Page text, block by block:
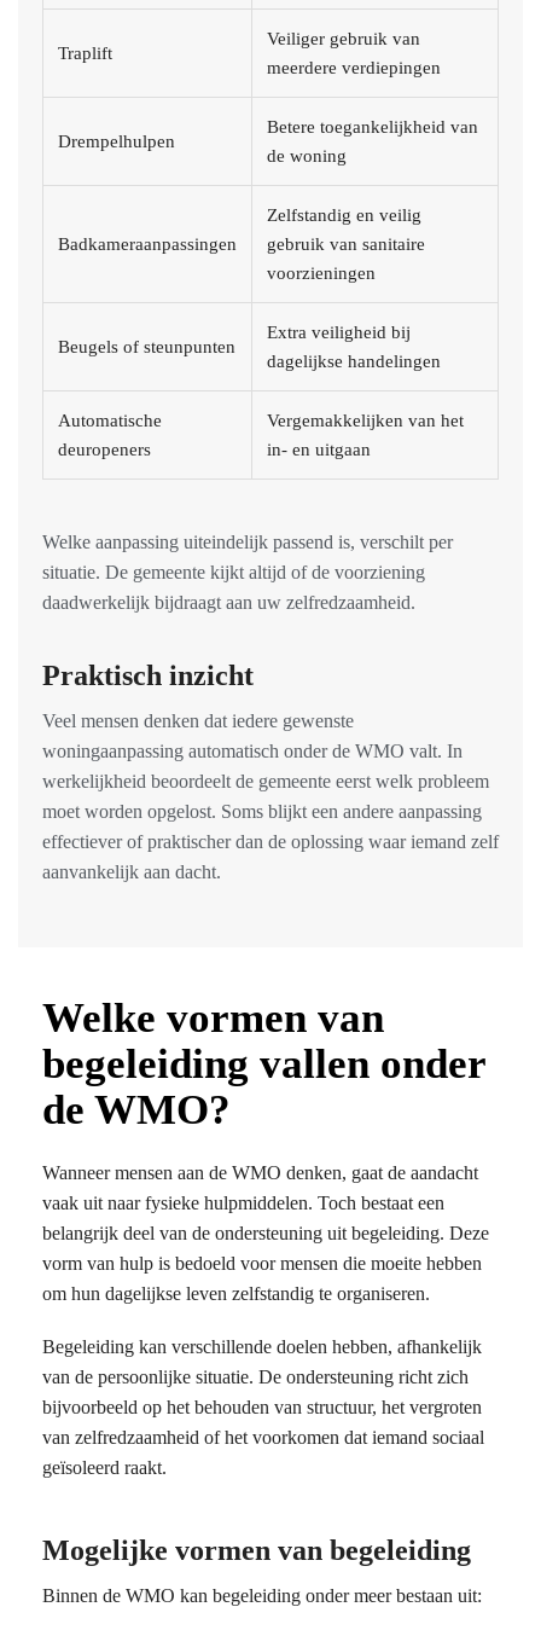
Traplift
Veiliger gebruik van
meerdere verdiepingen
Drempelhulpen
Betere toegankelijkheid van
de woning
Badkameraanpassingen
Zelfstandig en veilig
gebruik van sanitaire
voorzieningen
Beugels of steunpunten
Extra veiligheid bij
dagelijkse handelingen
Automatische
deuropeners
Vergemakkelijken van het
in- en uitgaan
Welke aanpassing uiteindelijk passend is, verschilt per
situatie. De gemeente kijkt altijd of de voorziening
daadwerkelijk bijdraagt aan uw zelfredzaamheid.
Praktisch inzicht
Veel mensen denken dat iedere gewenste
woningaanpassing automatisch onder de WMO valt. In
werkelijkheid beoordeelt de gemeente eerst welk probleem
moet worden opgelost. Soms blijkt een andere aanpassing
effectiever of praktischer dan de oplossing waar iemand zelf
aanvankelijk aan dacht.
Welke vormen van
begeleiding vallen onder
de WMO?
Wanneer mensen aan de WMO denken, gaat de aandacht
vaak uit naar fysieke hulpmiddelen. Toch bestaat een
belangrijk deel van de ondersteuning uit begeleiding. Deze
vorm van hulp is bedoeld voor mensen die moeite hebben
om hun dagelijkse leven zelfstandig te organiseren.
Begeleiding kan verschillende doelen hebben, afhankelijk
van de persoonlijke situatie. De ondersteuning richt zich
bijvoorbeeld op het behouden van structuur, het vergroten
van zelfredzaamheid of het voorkomen dat iemand sociaal
geïsoleerd raakt.
Mogelijke vormen van begeleiding
Binnen de WMO kan begeleiding onder meer bestaan uit: